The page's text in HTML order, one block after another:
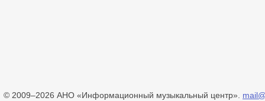
© 2009–2026 АНО «Информационный музыкальный центр».